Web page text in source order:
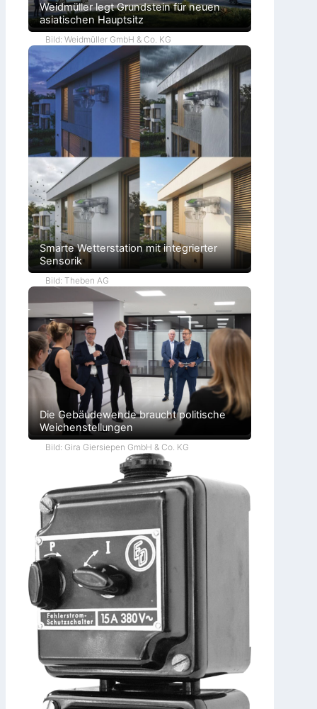
Weidmüller legt Grundstein für neuen
asiatischen Hauptsitz
Bild: Weidmüller GmbH & Co. KG
Smarte Wetterstation mit integrierter
Sensorik
Bild: Theben AG
Die Gebäudewende braucht politische
Weichenstellungen
Bild: Gira Giersiepen GmbH & Co. KG